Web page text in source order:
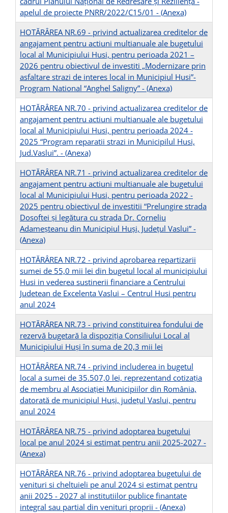
apelul de proiecte PNRR/2022/C15/01 - (Anexa)
HOTĂRÂREA NR.69 - privind actualizarea creditelor de
angajament pentru actiuni multianuale ale bugetului
local al Municipiului Husi, pentru perioada 2021 –
2026 pentru obiectivul de investiti „Modernizare prin
asfaltare strazi de interes local in Municipiul Husi”-
Program National “Anghel Saligny” - (Anexa)
HOTĂRÂREA NR.70 - privind actualizarea creditelor de
angajament pentru actiuni multianuale ale bugetului
local al Municipiului Husi, pentru perioada 2024 -
2025 “Program reparatii strazi in Municipilul Husi,
Jud.Vaslui”. - (Anexa)
HOTĂRÂREA NR.71 - privind actualizarea creditelor de
angajament pentru actiuni multianuale ale bugetului
local al Municipiului Husi, pentru perioada 2022 -
2025 pentru obiectivul de investitii “Prelungire strada
Dosoftei și legătura cu strada Dr. Corneliu
Adameșteanu din Municipiul Huși, Județul Vaslui” -
(Anexa)
HOTĂRÂREA NR.72 - privind aprobarea repartizarii
sumei de 55,0 mii lei din bugetul local al municipiului
Husi in vederea sustinerii financiare a Centrului
Judetean de Excelenta Vaslui – Centrul Husi pentru
anul 2024
HOTĂRÂREA NR.73 - privind constituirea fondului de
rezervă bugetară la dispoziţia Consiliului Local al
Municipiului Huşi în suma de 20,3 mii lei
HOTĂRÂREA NR.74 - privind includerea in bugetul
local a sumei de 35.507,0 lei, reprezentand cotizația
de membru al Asociației Municipiilor din România,
datorată de municipiul Huși, județul Vaslui, pentru
anul 2024
HOTĂRÂREA NR.75 - privind adoptarea bugetului
local pe anul 2024 si estimat pentru anii 2025-2027 -
(Anexa)
HOTĂRÂREA NR.76 - privind adoptarea bugetului de
venituri si cheltuieli pe anul 2024 si estimat pentru
anii 2025 - 2027 al institutiilor publice finantate
integral sau partial din venituri proprii - (Anexa)